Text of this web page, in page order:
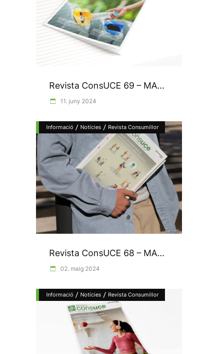
Revista ConsUCE 69 – MA...
11. juny 2024
Informació / Notícies / Revista Consumillor
Revista ConsUCE 68 – MA...
02. maig 2024
Informació / Notícies / Revista Consumillor